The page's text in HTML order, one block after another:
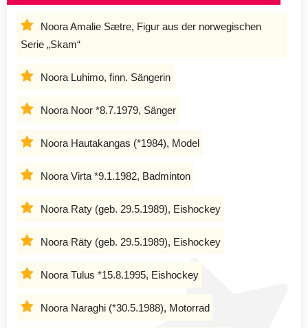
Noora Amalie Sætre, Figur aus der norwegischen
Serie „Skam“
Noora Luhimo, finn. Sängerin
Noora Noor *8.7.1979, Sänger
Noora Hautakangas (*1984), Model
Noora Virta *9.1.1982, Badminton
Noora Raty (geb. 29.5.1989), Eishockey
Noora Räty (geb. 29.5.1989), Eishockey
Noora Tulus *15.8.1995, Eishockey
Noora Naraghi (*30.5.1988), Motorrad